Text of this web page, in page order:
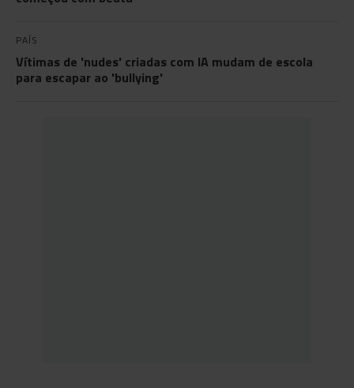
PAÍS
Vítimas de 'nudes' criadas com IA mudam de escola
para escapar ao 'bullying'